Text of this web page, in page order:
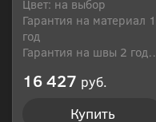
Цвет: на выбор
Гарантия на материал 1
год
Гарантия на швы 2 года
16 427 руб.
Купить